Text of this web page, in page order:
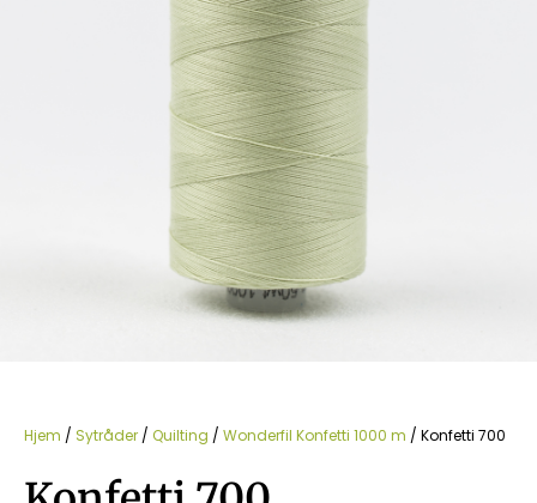
Hjem / Sytråder / Quilting / Wonderfil Konfetti 1000 m / Konfetti 700